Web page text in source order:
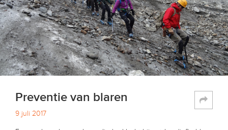
Preventie van blaren
9 juli 2017